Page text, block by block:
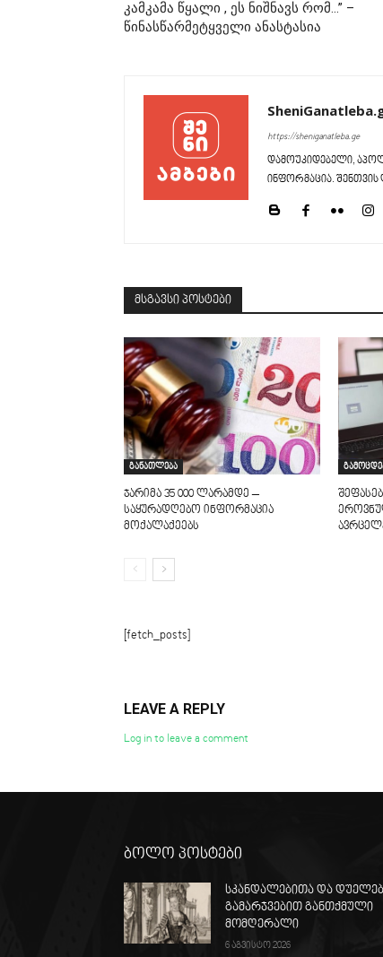
კამკამა წყალი , ეს ნიშნავს რომ…” –
წინასწარმეტყველი ანასტასია
https://sheniganatleba.ge
დამოუკიდებელი,
ინფორმაცია. შენთვის
მსგავსი პოსტები
განათლება
ჯარიმა 35 000 ლარამდე –
საყურადღებო ინფორმაცია
მოქალაქეებს
[fetch_posts]
LEAVE A REPLY
Log in to leave a comment
ბოლო პოსტები
სკანდალებითა და
გამარჯვებით განთქმული
მომღერალი
6 აგვისტო 2026